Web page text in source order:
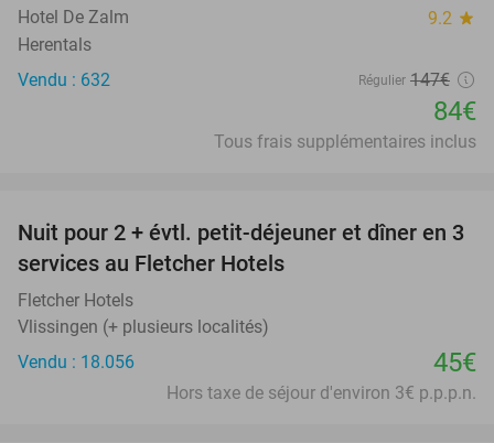
Hotel De Zalm 9.2 star
Herentals
Vendu : 632
Régulier 147€
84€
Tous frais supplémentaires inclus
Nuit pour 2 + évtl. petit-déjeuner et dîner en 3
services au Fletcher Hotels
Fletcher Hotels
Vlissingen (+ plusieurs localités)
Vendu : 18.056
45€
Hors taxe de séjour d'environ 3€ p.p.p.n.